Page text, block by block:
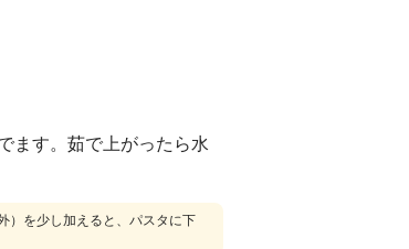
ます。茹で上がったら水
）を少し加えると、パスタに下